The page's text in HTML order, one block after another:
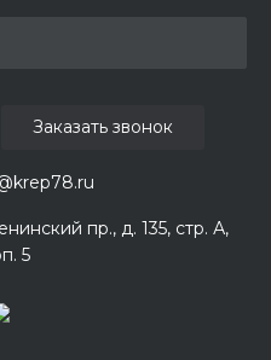
пр., д. 135, стр. А,
5
Заказать звонок